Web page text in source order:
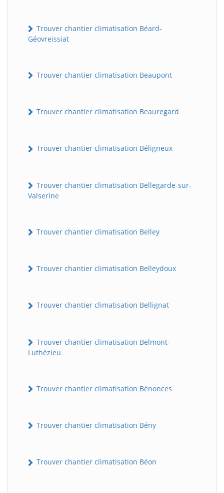
Trouver chantier climatisation Béard-
Géovreissiat
Trouver chantier climatisation Beaupont
Trouver chantier climatisation Beauregard
Trouver chantier climatisation Béligneux
Trouver chantier climatisation Bellegarde-sur-
Valserine
Trouver chantier climatisation Belley
Trouver chantier climatisation Belleydoux
Trouver chantier climatisation Bellignat
Trouver chantier climatisation Belmont-
Luthézieu
Trouver chantier climatisation Bénonces
Trouver chantier climatisation Bény
Trouver chantier climatisation Béon